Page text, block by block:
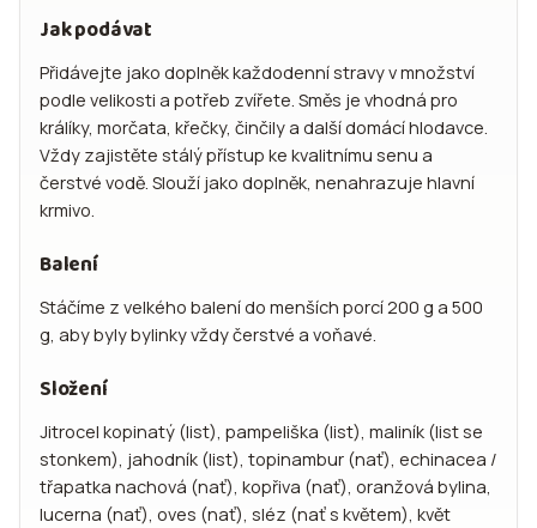
Jak podávat
Přidávejte jako doplněk každodenní stravy v množství
podle velikosti a potřeb zvířete. Směs je vhodná pro
králíky, morčata, křečky, činčily a další domácí hlodavce.
Vždy zajistěte stálý přístup ke kvalitnímu senu a
čerstvé vodě. Slouží jako doplněk, nenahrazuje hlavní
krmivo.
Balení
Stáčíme z velkého balení do menších porcí 200 g a 500
g, aby byly bylinky vždy čerstvé a voňavé.
Složení
Jitrocel kopinatý (list), pampeliška (list), maliník (list se
stonkem), jahodník (list), topinambur (nať), echinacea /
třapatka nachová (nať), kopřiva (nať), oranžová bylina,
lucerna (nať), oves (nať), sléz (nať s květem), květ